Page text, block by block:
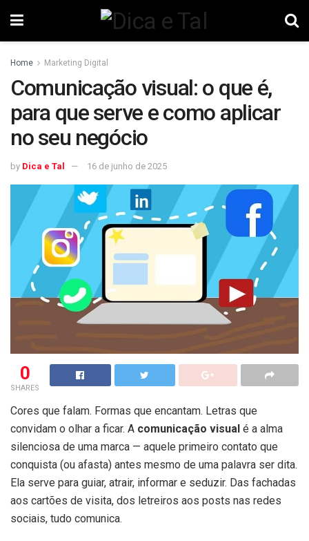
Home Marketing Digital
Comunicação visual: o que é,
para que serve e como aplicar
no seu negócio
by Dica e Tal 16 de junho de 2025
0
SHARES
Cores que falam. Formas que encantam. Letras que
convidam o olhar a ficar. A comunicação visual é a alma
silenciosa de uma marca — aquele primeiro contato que
conquista (ou afasta) antes mesmo de uma palavra ser dita.
Ela serve para guiar, atrair, informar e seduzir. Das fachadas
aos cartões de visita, dos letreiros aos posts nas redes
sociais, tudo comunica.